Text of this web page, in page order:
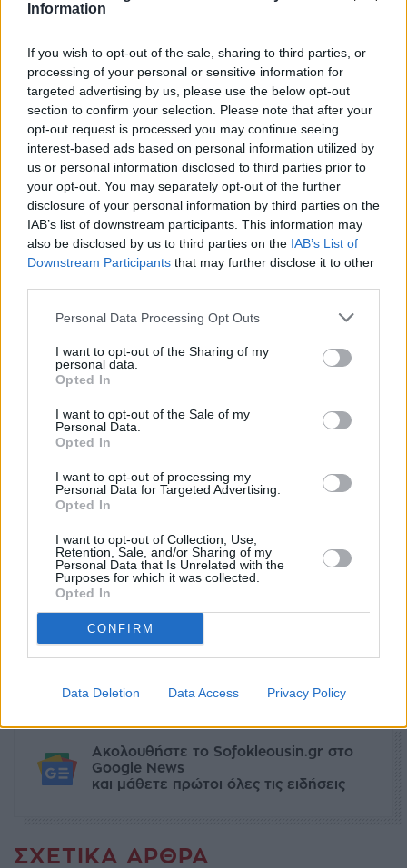
Information
If you wish to opt-out of the sale, sharing to third parties, or
processing of your personal or sensitive information for
targeted advertising by us, please use the below opt-out
section to confirm your selection. Please note that after your
opt-out request is processed you may continue seeing
interest-based ads based on personal information utilized by
us or personal information disclosed to third parties prior to
your opt-out. You may separately opt-out of the further
disclosure of your personal information by third parties on the
IAB’s list of downstream participants. This information may
also be disclosed by us to third parties on the IAB’s List of
Downstream Participants that may further disclose it to other
Personal Data Processing Opt Outs
I want to opt-out of the Sharing of my
personal data.
Opted In
I want to opt-out of the Sale of my
Personal Data.
Opted In
I want to opt-out of processing my
Personal Data for Targeted Advertising.
Opted In
I want to opt-out of Collection, Use,
Retention, Sale, and/or Sharing of my
Personal Data that Is Unrelated with the
Purposes for which it was collected.
Opted In
CONFIRM
Data Deletion Data Access Privacy Policy
Η στερλίνα έναντι του δολαρίου σημειώνει άνοδο
ευρώ στερλίνα
Ακολουθήστε το Sofokleousin.gr στο
Google News
και μάθετε πρώτοι όλες τις ειδήσεις
ΣΧΕΤΙΚΆ ΆΡΘΡΑ